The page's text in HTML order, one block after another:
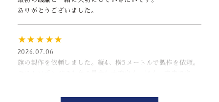
ありがとうございました。
★★★★★
2026.07.06
旗の製作を依頼しました。縦4、横5メートルで製作を依頼。